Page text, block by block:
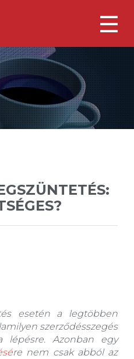
esetén a legtöbben
szerződésszegés
Azonban egy
re nem csak abból az